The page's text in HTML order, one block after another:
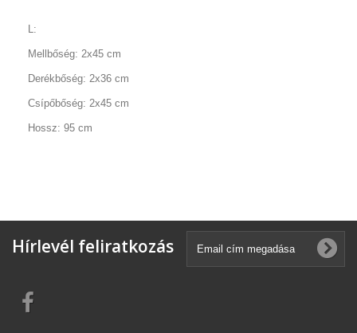
L:
Mellbőség: 2x45 cm
Derékbőség: 2x36 cm
Csípőbőség: 2x45 cm
Hossz: 95 cm
Hírlevél feliratkozás